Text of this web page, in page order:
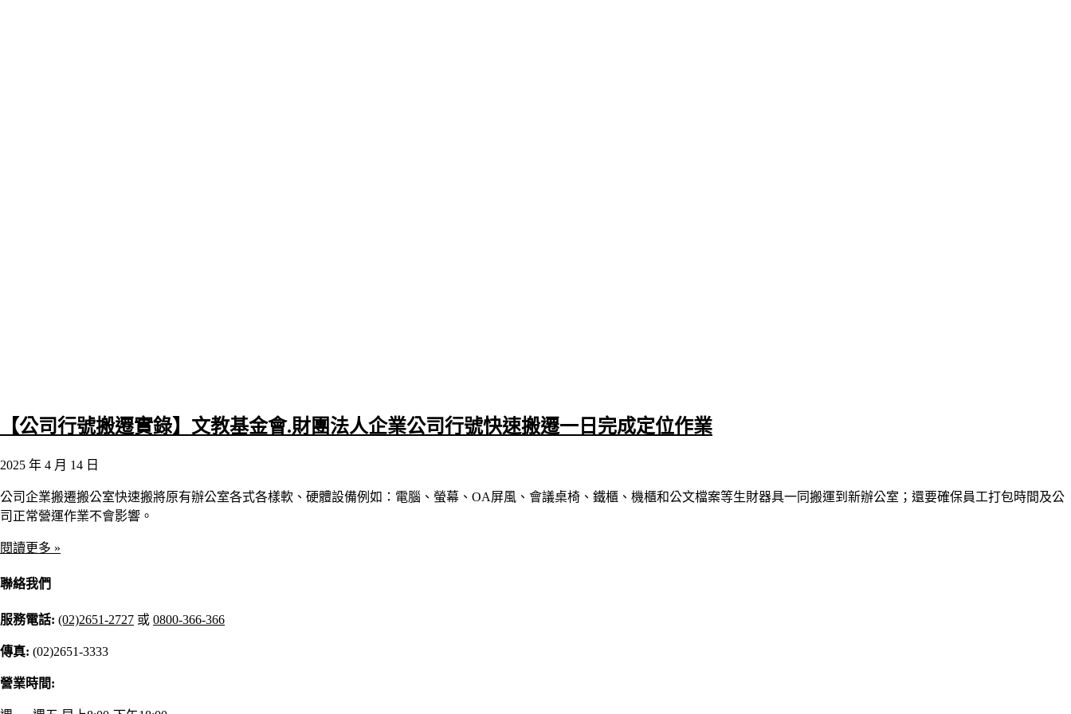
【公司行號搬遷實錄】文教基金會.財團法人企業公司行號快速搬遷一日完成定位作業
2025 年 4 月 14 日
公司企業搬遷搬公室快速搬將原有辦公室各式各樣軟、硬體設備例如：電腦、螢幕、OA屏風、會議桌椅、鐵櫃、機櫃和公文檔案等生財器具一同搬運到新辦公室；還要確保員工打包時間及公
司正常營運作業不會影響。
閱讀更多 »
聯絡我們
服務電話: (02)2651-2727 或 0800-366-366
傳真: (02)2651-3333
營業時間: